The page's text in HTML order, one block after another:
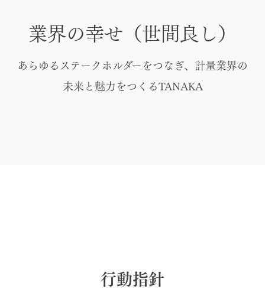
業界の幸せ （世間良 し）
あらゆるステークホルダーをつなぎ、計量業界の
未来と魅力をつくるTANAKA
行動指針